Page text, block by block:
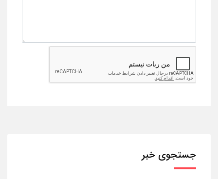
جستجوی خبر